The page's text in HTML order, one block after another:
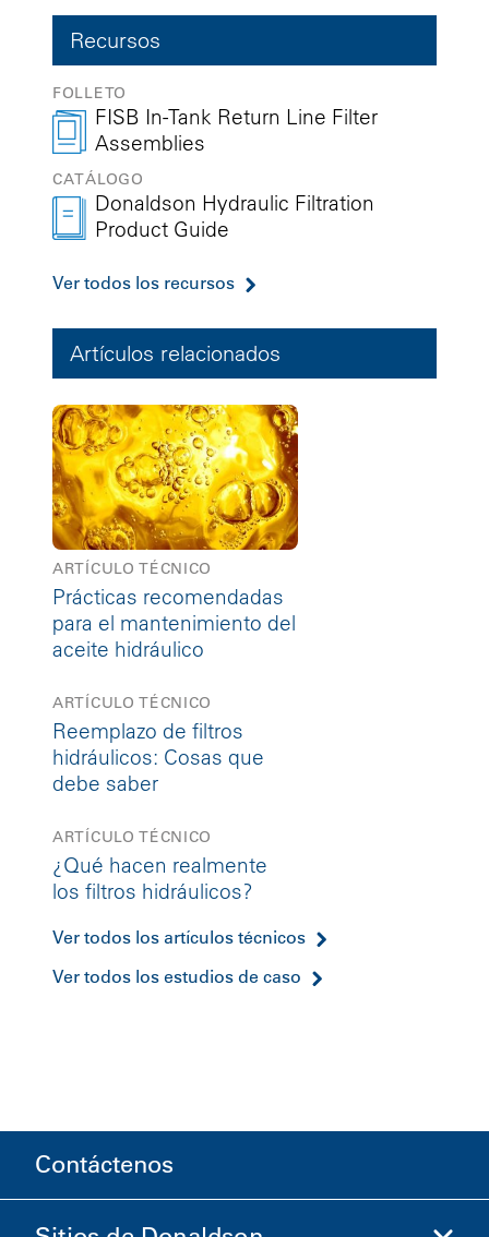
Recursos
FOLLETO
FISB In-Tank Return Line Filter
Assemblies
CATÁLOGO
Donaldson Hydraulic Filtration
Product Guide
Ver todos los recursos
Artículos relacionados
ARTÍCULO TÉCNICO
Prácticas recomendadas
para el mantenimiento del
aceite hidráulico
ARTÍCULO TÉCNICO
Reemplazo de filtros
hidráulicos: Cosas que
debe saber
ARTÍCULO TÉCNICO
¿Qué hacen realmente
los filtros hidráulicos?
Ver todos los artículos técnicos
Ver todos los estudios de caso
Contáctenos